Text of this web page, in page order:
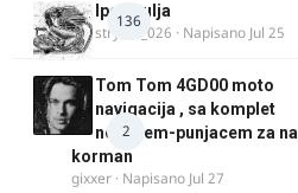
136
Ipone ulja
stryker_026 · Napisano Jul 25
2
Tom Tom 4GD00 moto
navigacija , sa komplet
nosacem-punjacem za na
korman
gixxer · Napisano Jul 27